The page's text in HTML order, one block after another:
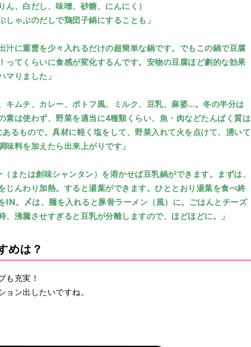
ん、白だし、味噌、砂糖、にんにく）
ゃぶのだしで鶏団子鍋にすることも」
汁に重曹を少々入れるだけの超簡単な鍋です。でもこの鍋で豆腐
ってくらいに食感が変化するんです。安物の豆腐ほど劇的な効果
マりました」
キムチ、カレー、ポトフ風、ミルク、豆乳、麻婆…。冬の半分は
素は使わず、野菜を適当に4種類くらい、魚・肉などたんぱく質は
るもので。具材に軽く塩をして、野菜入れて火を点けて、湧いて
料を加えたら出来上がりです」
または創味シャンタン）を溶かせば豆乳鍋ができます。まずは、
じんわり加熱。すると湯葉ができます。ひととおり湯葉を食べ終
IN。〆は、麺を入れると豚骨ラーメン（風）に。ごはんとチーズ
沸騰させすぎると豆乳が分離しますので、ほどほどに。」
めは？
も充実！
ン出したいですね。